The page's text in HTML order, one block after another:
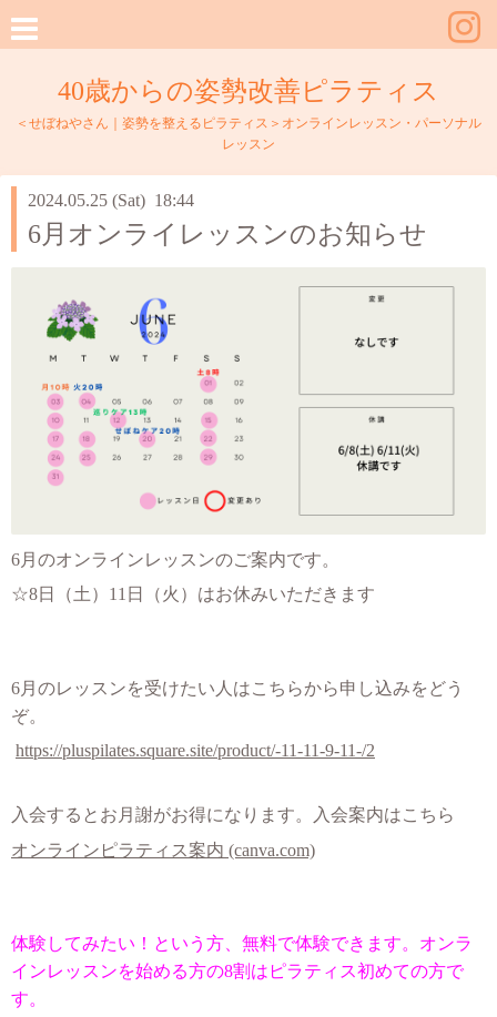
40歳からの姿勢改善ピラティス
＜せぼねやさん｜姿勢を整えるピラティス＞オンラインレッスン・パーソナル
レッスン
2024.05.25 (Sat) 18:44
6月オンライレッスンのお知らせ
6月のオンラインレッスンのご案内です。
☆8日（土）11日 （火）はお休みいただきます
6月のレッスンを受けたい人はこちらから申し込みをどう
ぞ。
https://pluspilates.square.site/product/-11-11-9-11-/2
入会するとお月謝がお得になります。入会案内はこちら
オンラインピラティス案内 (canva.com)
体験してみたい！という方、無料で体験できます。オンラ
インレッスンを始める方の8割はピラティス初めての方で
す。